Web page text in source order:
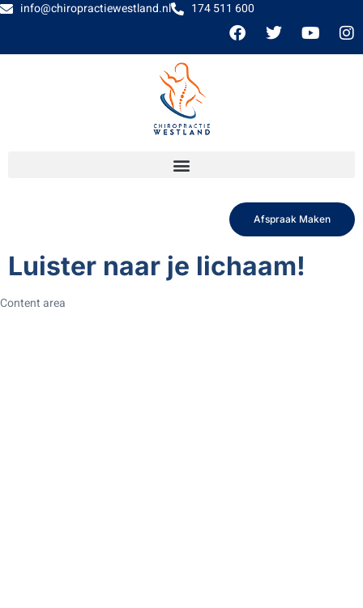
info@chiropractiewestland.nl 174 511 600
Afspraak Maken
Luister naar je lichaam!
Content area